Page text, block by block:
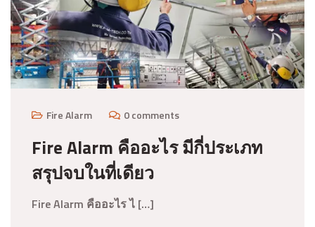
Fire Alarm 0 comments
Fire Alarm คืออะไร มีกี่ประเภท
สรุปจบในที่เดียว
Fire Alarm คืออะไร ไ […]